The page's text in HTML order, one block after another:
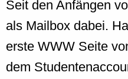
Seit den Anfängen
als Mailbox dabei.
erste WWW Seite
dem